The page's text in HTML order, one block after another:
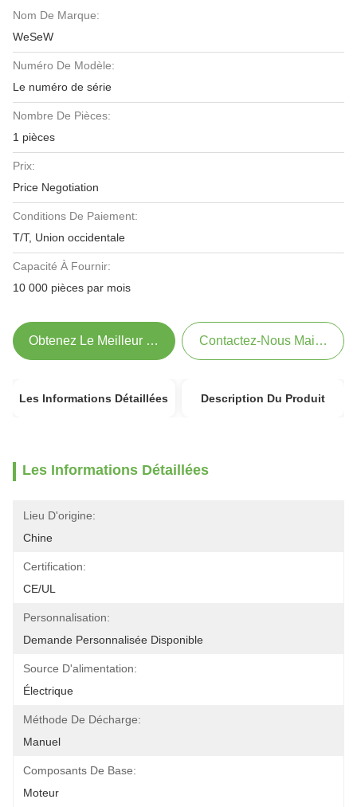
Nom De Marque:
WeSeW
Numéro De Modèle:
Le numéro de série
Nombre De Pièces:
1 pièces
Prix:
Price Negotiation
Conditions De Paiement:
T/T, Union occidentale
Capacité À Fournir:
10 000 pièces par mois
Obtenez Le Meilleur Prix Contactez-Nous Maintenant
Les Informations Détaillées Description Du Produit
Les Informations Détaillées
Lieu D'origine:
Chine
Certification:
CE/UL
Personnalisation:
Demande Personnalisée Disponible
Source D'alimentation:
Électrique
Méthode De Décharge:
Manuel
Composants De Base:
Moteur